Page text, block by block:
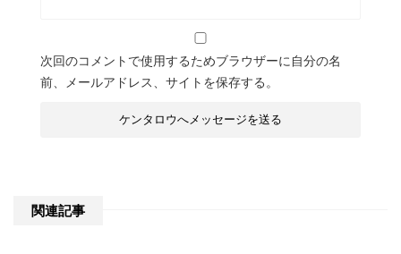
次回のコメントで使用するためブラウザーに自分の名
前、メールアドレス、サイトを保存する。
関連記事